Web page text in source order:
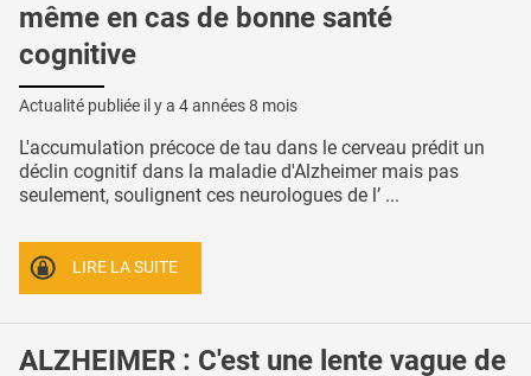
même en cas de bonne santé
cognitive
Actualité publiée il y a 4 années 8 mois
L'accumulation précoce de tau dans le cerveau prédit un
déclin cognitif dans la maladie d'Alzheimer mais pas
seulement, soulignent ces neurologues de l’ ...
LIRE LA SUITE
ALZHEIMER : C'est une lente vague de